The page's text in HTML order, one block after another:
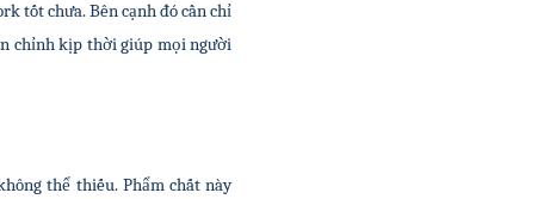
tốt chưa. Bên cạnh đó cần chỉ
chỉnh kịp thời giúp mọi người
thể thiếu. Phẩm chất này